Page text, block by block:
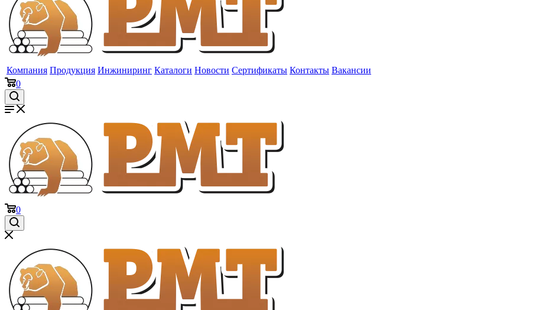
Компания Продукция Инжиниринг Каталоги Новости Сертификаты Контакты Вакансии
0
0